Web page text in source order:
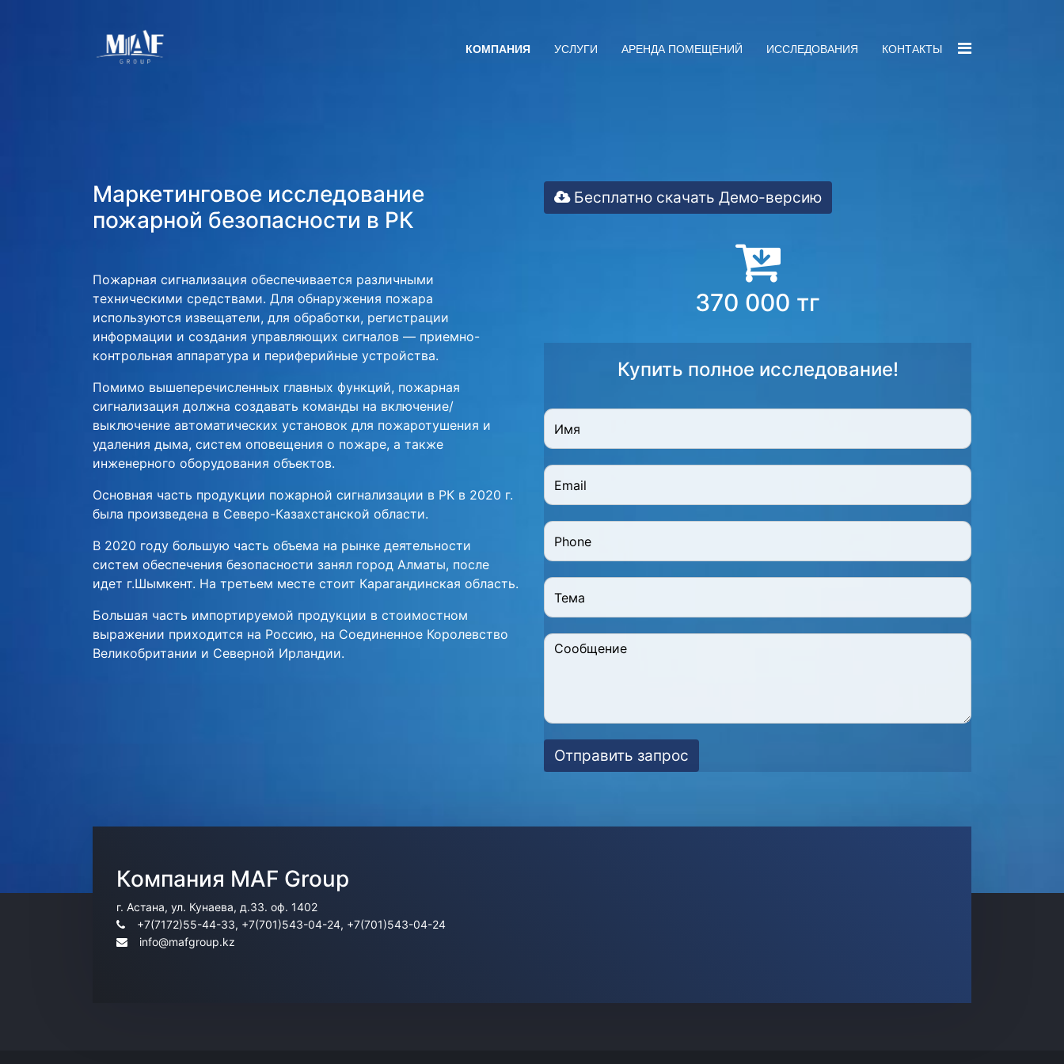
КОМПАНИЯ УСЛУГИ АРЕНДА ПОМЕЩЕНИЙ ИССЛЕДОВАНИЯ КОНТАКТЫ
Маркетинговое исследование
пожарной безопасности в РК
Пожарная сигнализация обеспечивается различными
техническими средствами. Для обнаружения пожара
используются извещатели, для обработки, регистрации
информации и создания управляющих сигналов — приемно-
контрольная аппаратура и периферийные устройства.
Помимо вышеперечисленных главных функций, пожарная
сигнализация должна создавать команды на включение/
выключение автоматических установок для пожаротушения и
удаления дыма, систем оповещения о пожаре, а также
инженерного оборудования объектов.
Основная часть продукции пожарной сигнализации в РК в 2020 г.
была произведена в Северо-Казахстанской области.
В 2020 году большую часть объема на рынке деятельности
систем обеспечения безопасности занял город Алматы, после
идет г.Шымкент. На третьем месте стоит Карагандинская область.
Большая часть импортируемой продукции в стоимостном
выражении приходится на Россию, на Соединенное Королевство
Великобритании и Северной Ирландии.
Бесплатно скачать Демо-версию
370 000 тг
Купить полное исследование!
Отправить запрос
Information
Компания MAF Group
г. Астана, ул. Кунаева, д.33. оф. 1402
+7(7172)55-44-33, +7(701)543-04-24, +7(701)543-04-24
info@mafgroup.kz